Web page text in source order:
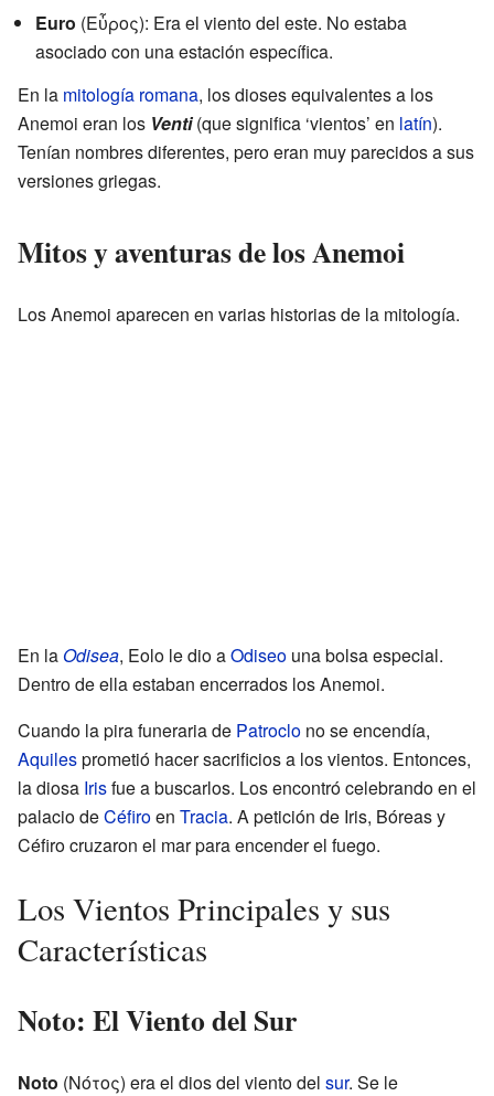
Euro (Εὖρος): Era el viento del este. No estaba
asociado con una estación específica.
En la mitología romana, los dioses equivalentes a los
Anemoi eran los Venti(que significa ‘vientos’ en latín).
Tenían nombres diferentes, pero eran muy parecidos a sus
versiones griegas.
Mitos y aventuras de los Anemoi
Los Anemoi aparecen en varias historias de la mitología.
En laOdisea, Eolo le dio aOdiseo una bolsa especial.
Dentro de ella estaban encerrados los Anemoi.
Cuando la pira funeraria de Patroclo no se encendía,
Aquilesprometió hacer sacrificios a los vientos. Entonces,
la diosa Irisfue a buscarlos. Los encontró celebrando en el
palacio deCéfiroen Tracia. A petición de Iris, Bóreas y
Céfiro cruzaron el mar para encender el fuego.
Los Vientos Principales y sus
Características
Noto: El Viento del Sur
Noto (Νότος) era el dios del viento del sur. Se le